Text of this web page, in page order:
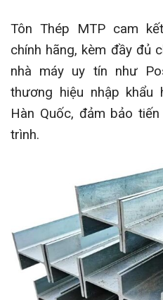
Tôn Thép MTP cam
chính hãng, kèm đầy đủ
nhà máy uy tín như
thương hiệu nhập khẩu
Hàn Quốc, đảm bảo
trình.